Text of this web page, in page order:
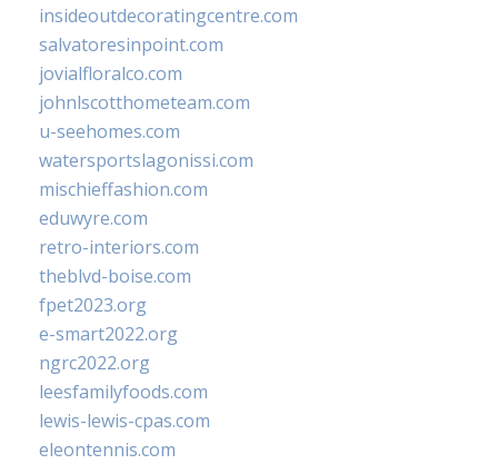
insideoutdecoratingcentre.com
salvatoresinpoint.com
jovialfloralco.com
johnlscotthometeam.com
u-seehomes.com
watersportslagonissi.com
mischieffashion.com
eduwyre.com
retro-interiors.com
theblvd-boise.com
fpet2023.org
e-smart2022.org
ngrc2022.org
leesfamilyfoods.com
lewis-lewis-cpas.com
eleontennis.com